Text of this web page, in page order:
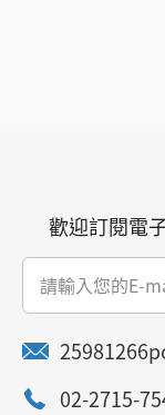
歡迎訂閱電
02-2715-